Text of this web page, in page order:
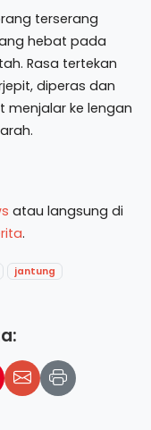
terserang
hebat pada
Rasa tertekan
diperas dan
ke lengan
atau langsung di
.
jantung